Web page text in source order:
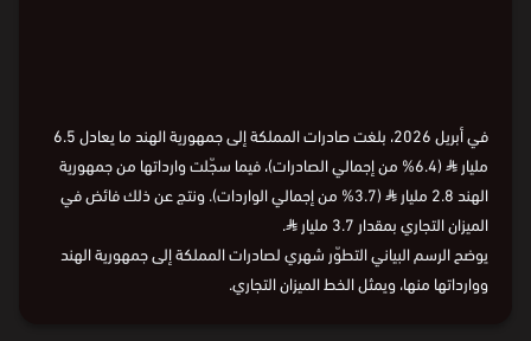
في أبريل 2026، بلغت صادرات المملكة إلى جمهورية الهند ما يعادل 6.5
مليار⃁
(6.4% من إجمالي الصادرات)، فيما سجّلت وارداتها من جمهورية
الهند 2.8 مليار
⃁
(3.7% من إجمالي الواردات). ونتج عن ذلك فائض في
الميزان التجاري بمقدار 3.7 مليار
⃁
.
يوضح الرسم البياني التطوّر شهري لصادرات المملكة إلى جمهورية الهند
ووارداتها منها، ويمثل الخط الميزان التجاري.